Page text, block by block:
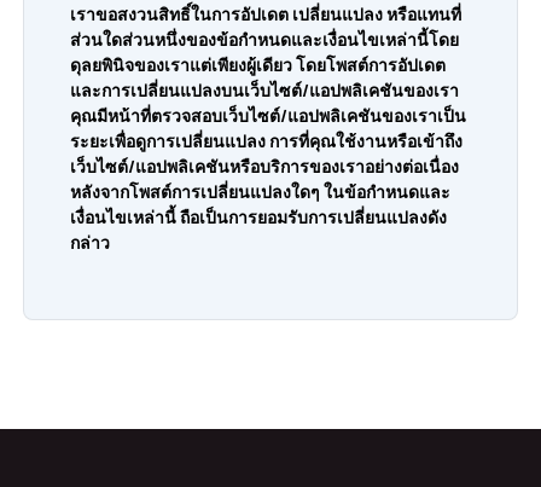
เราขอสงวนสิทธิ์ในการอัปเดต เปลี่ยนแปลง หรือแทนที่
ส่วนใดส่วนหนึ่งของข้อกำหนดและเงื่อนไขเหล่านี้โดย
ดุลยพินิจของเราแต่เพียงผู้เดียว โดยโพสต์การอัปเดต
และการเปลี่ยนแปลงบนเว็บไซต์/แอปพลิเคชันของเรา
คุณมีหน้าที่ตรวจสอบเว็บไซต์/แอปพลิเคชันของเราเป็น
ระยะเพื่อดูการเปลี่ยนแปลง การที่คุณใช้งานหรือเข้าถึง
เว็บไซต์/แอปพลิเคชันหรือบริการของเราอย่างต่อเนื่อง
หลังจากโพสต์การเปลี่ยนแปลงใดๆ ในข้อกำหนดและ
เงื่อนไขเหล่านี้ ถือเป็นการยอมรับการเปลี่ยนแปลงดัง
กล่าว